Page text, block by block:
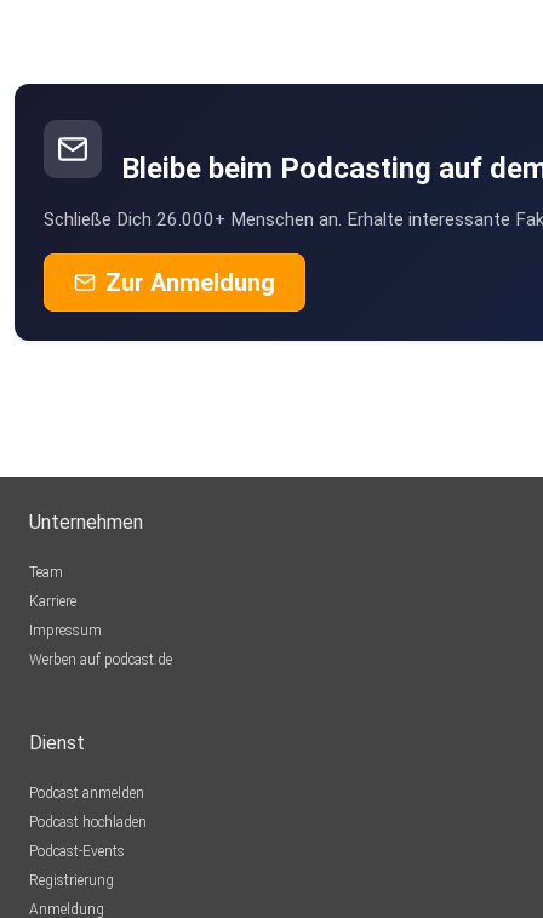
Bleibe beim Podcasting auf
Schließe Dich 26.000+ Menschen an. Erhalte interessante
Zur Anmeldung
Unternehmen
Team
Karriere
Impressum
Werben auf podcast.de
Dienst
Podcast anmelden
Podcast hochladen
Podcast-Events
Registrierung
Anmeldung